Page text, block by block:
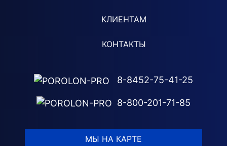
КЛИЕНТАМ
КОНТАКТЫ
8-8452-75-41-25
8-800-201-71-85
МЫ НА КАРТЕ